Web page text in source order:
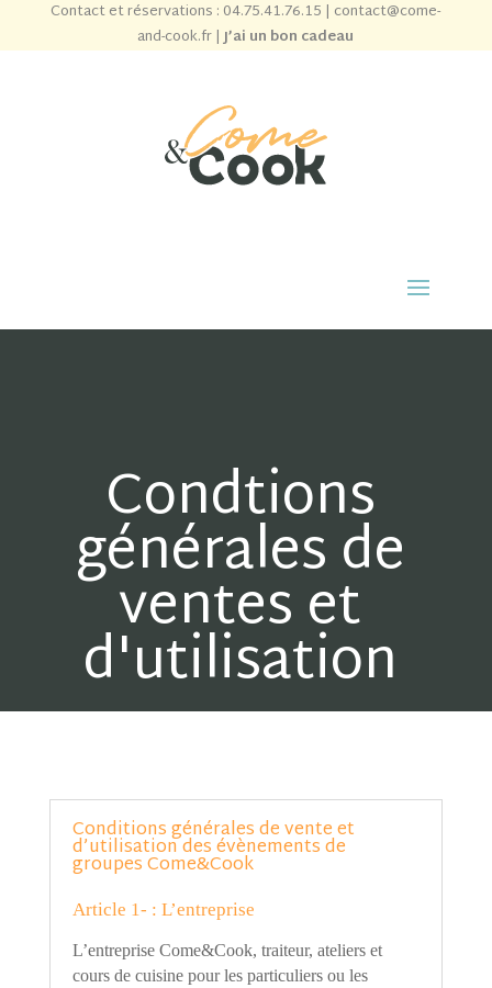
Contact et réservations : 04.75.41.76.15 | contact@come-
and-cook.fr|J’ai un bon cadeau
Condtions
générales de
ventes et
d'utilisation
Conditions générales de vente et
d’utilisation des évènements de
groupes Come&Cook
Article 1- : L’entreprise
L’entreprise Come&Cook, traiteur, ateliers et
cours de cuisine pour les particuliers ou les